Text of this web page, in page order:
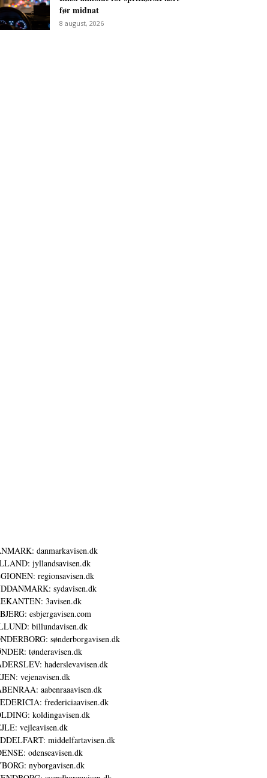
før midnat
8 august, 2026
danmarkavisen.dk
jyllandsavisen.dk
regionsavisen.dk
sydavisen.dk
3avisen.dk
esbjergavisen.com
billundavisen.dk
sønderborgavisen.dk
tønderavisen.dk
haderslevavisen.dk
vejenavisen.dk
aabenraaavisen.dk
fredericiaavisen.dk
koldingavisen.dk
vejleavisen.dk
middelfartavisen.dk
odenseavisen.dk
nyborgavisen.dk